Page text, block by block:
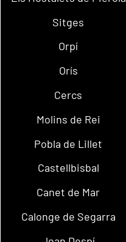
Sitges
Orpí
Orís
Cercs
Molins de Rei
Pobla de Lillet
Castellbisbal
Canet de Mar
Calonge de Segarra